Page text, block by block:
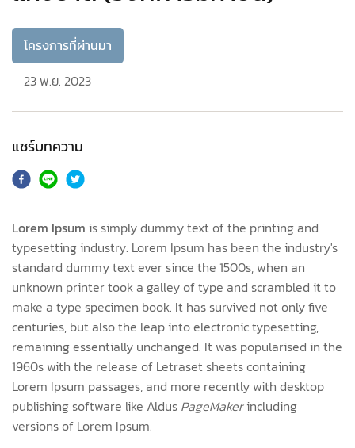
โครงการที่ผ่านมา
23 พ.ย. 2023
แชร์บทความ
Lorem Ipsum is simply dummy text of the printing and
typesetting industry. Lorem Ipsum has been the industry's
standard dummy text ever since the 1500s, when an
unknown printer took a galley of type and scrambled it to
make a type specimen book. It has survived not only five
centuries, but also the leap into electronic typesetting,
remaining essentially unchanged. It was popularised in the
1960s with the release of Letraset sheets containing
Lorem Ipsum passages, and more recently with desktop
publishing software like Aldus PageMakerincluding
versions of Lorem Ipsum.